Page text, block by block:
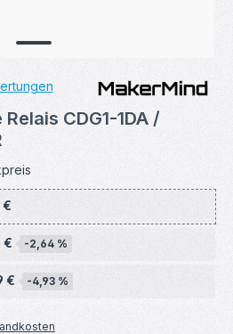
CDG1-1DA /
€
€ -2,64 %
€ -4,93 %